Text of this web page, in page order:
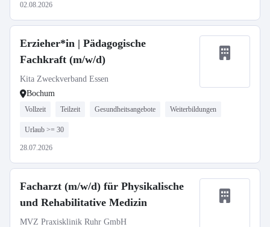
02.08.2026
Erzieher*in | Pädagogische
Fachkraft (m/w/d)
Kita Zweckverband Essen
Bochum
Vollzeit Teilzeit Gesundheitsangebote Weiterbildungen
Urlaub >= 30
28.07.2026
Facharzt (m/w/d) für Physikalische
und Rehabilitative Medizin
MVZ Praxisklinik Ruhr GmbH